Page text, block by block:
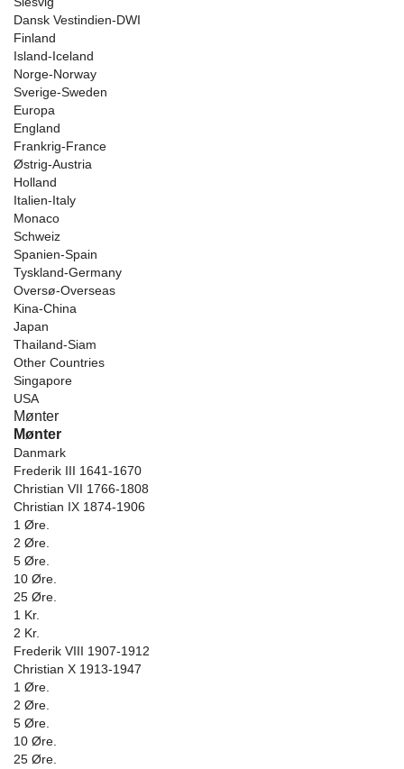
Dansk Vestindien-DWI
Finland
Island-Iceland
Norge-Norway
Sverige-Sweden
Europa
England
Frankrig-France
Østrig-Austria
Holland
Italien-Italy
Monaco
Schweiz
Spanien-Spain
Tyskland-Germany
Oversø-Overseas
Kina-China
Japan
Thailand-Siam
Other Countries
Singapore
USA
Mønter
Mønter
Danmark
Frederik III 1641-1670
Christian VII 1766-1808
Christian IX 1874-1906
1 Øre.
2 Øre.
5 Øre.
10 Øre.
25 Øre.
1 Kr.
2 Kr.
Frederik VIII 1907-1912
Christian X 1913-1947
1 Øre.
2 Øre.
5 Øre.
10 Øre.
25 Øre.